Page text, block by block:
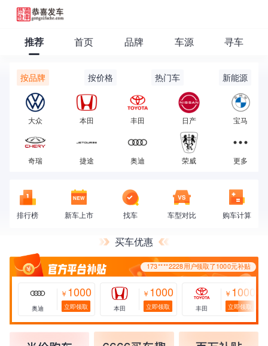
推荐 首页 品牌 车源 寻车
按品牌 按价格 热门车 新能源
大众 本田 丰田 日产 宝马
奇瑞 捷途 奥迪 荣威 更多
排行榜 新车上市 找车 车型对比 购车计算
买车优惠
173****2228用户领取了1000元补贴
173****2228用户领取了1000元补贴
奥迪
￥ 1000
立即领取 本田
￥ 1000
立即领取 丰田
￥ 1000
立即领取